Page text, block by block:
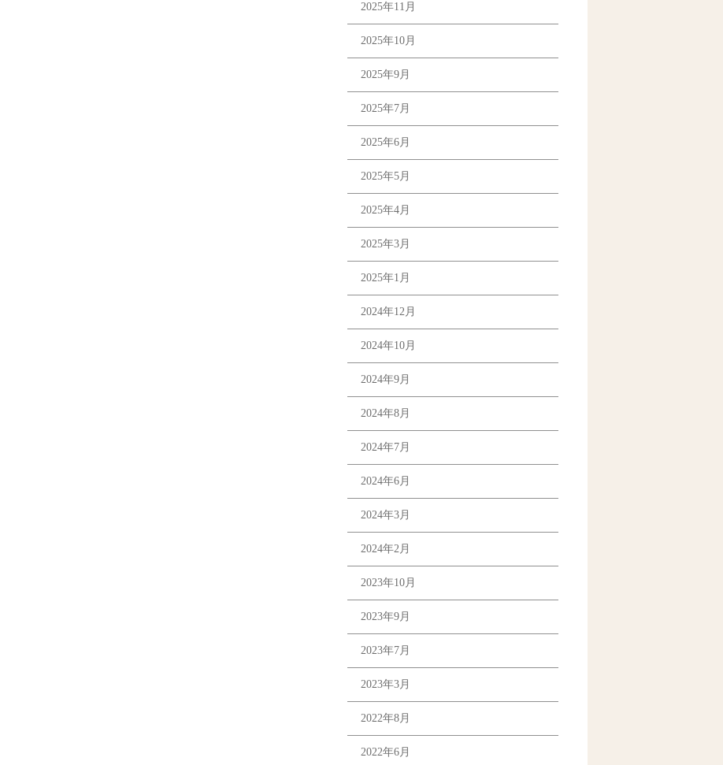
2025年11月
2025年10月
2025年9月
2025年7月
2025年6月
2025年5月
2025年4月
2025年3月
2025年1月
2024年12月
2024年10月
2024年9月
2024年8月
2024年7月
2024年6月
2024年3月
2024年2月
2023年10月
2023年9月
2023年7月
2023年3月
2022年8月
2022年6月